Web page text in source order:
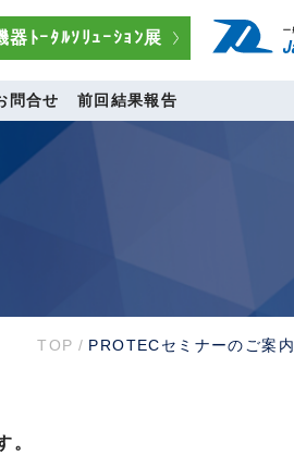
器ﾄｰﾀﾙｿﾘｭｰｼｮﾝ展
問合せ 前回結果報告
TOP / PROTECセミナーのご案内
。